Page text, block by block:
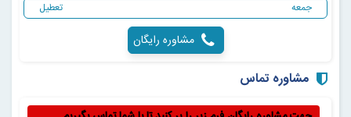
جمعه
‌تعطیل
مشاوره رایگان
مشاوره تماس